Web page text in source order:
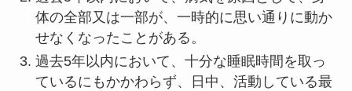
体の全部又は一部が、一時的に思い通りに動か
せなくなったことがある。
過去5年以内において、十分な睡眠時間を取っ
ているにもかかわらず、日中、活動している最